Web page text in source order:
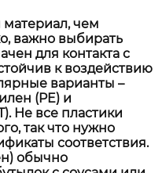
материал, чем
важно выбирать
для контакта с
к воздействию
варианты –
(PE) и
Не все пластики
так что нужно
соответствия.
обычно